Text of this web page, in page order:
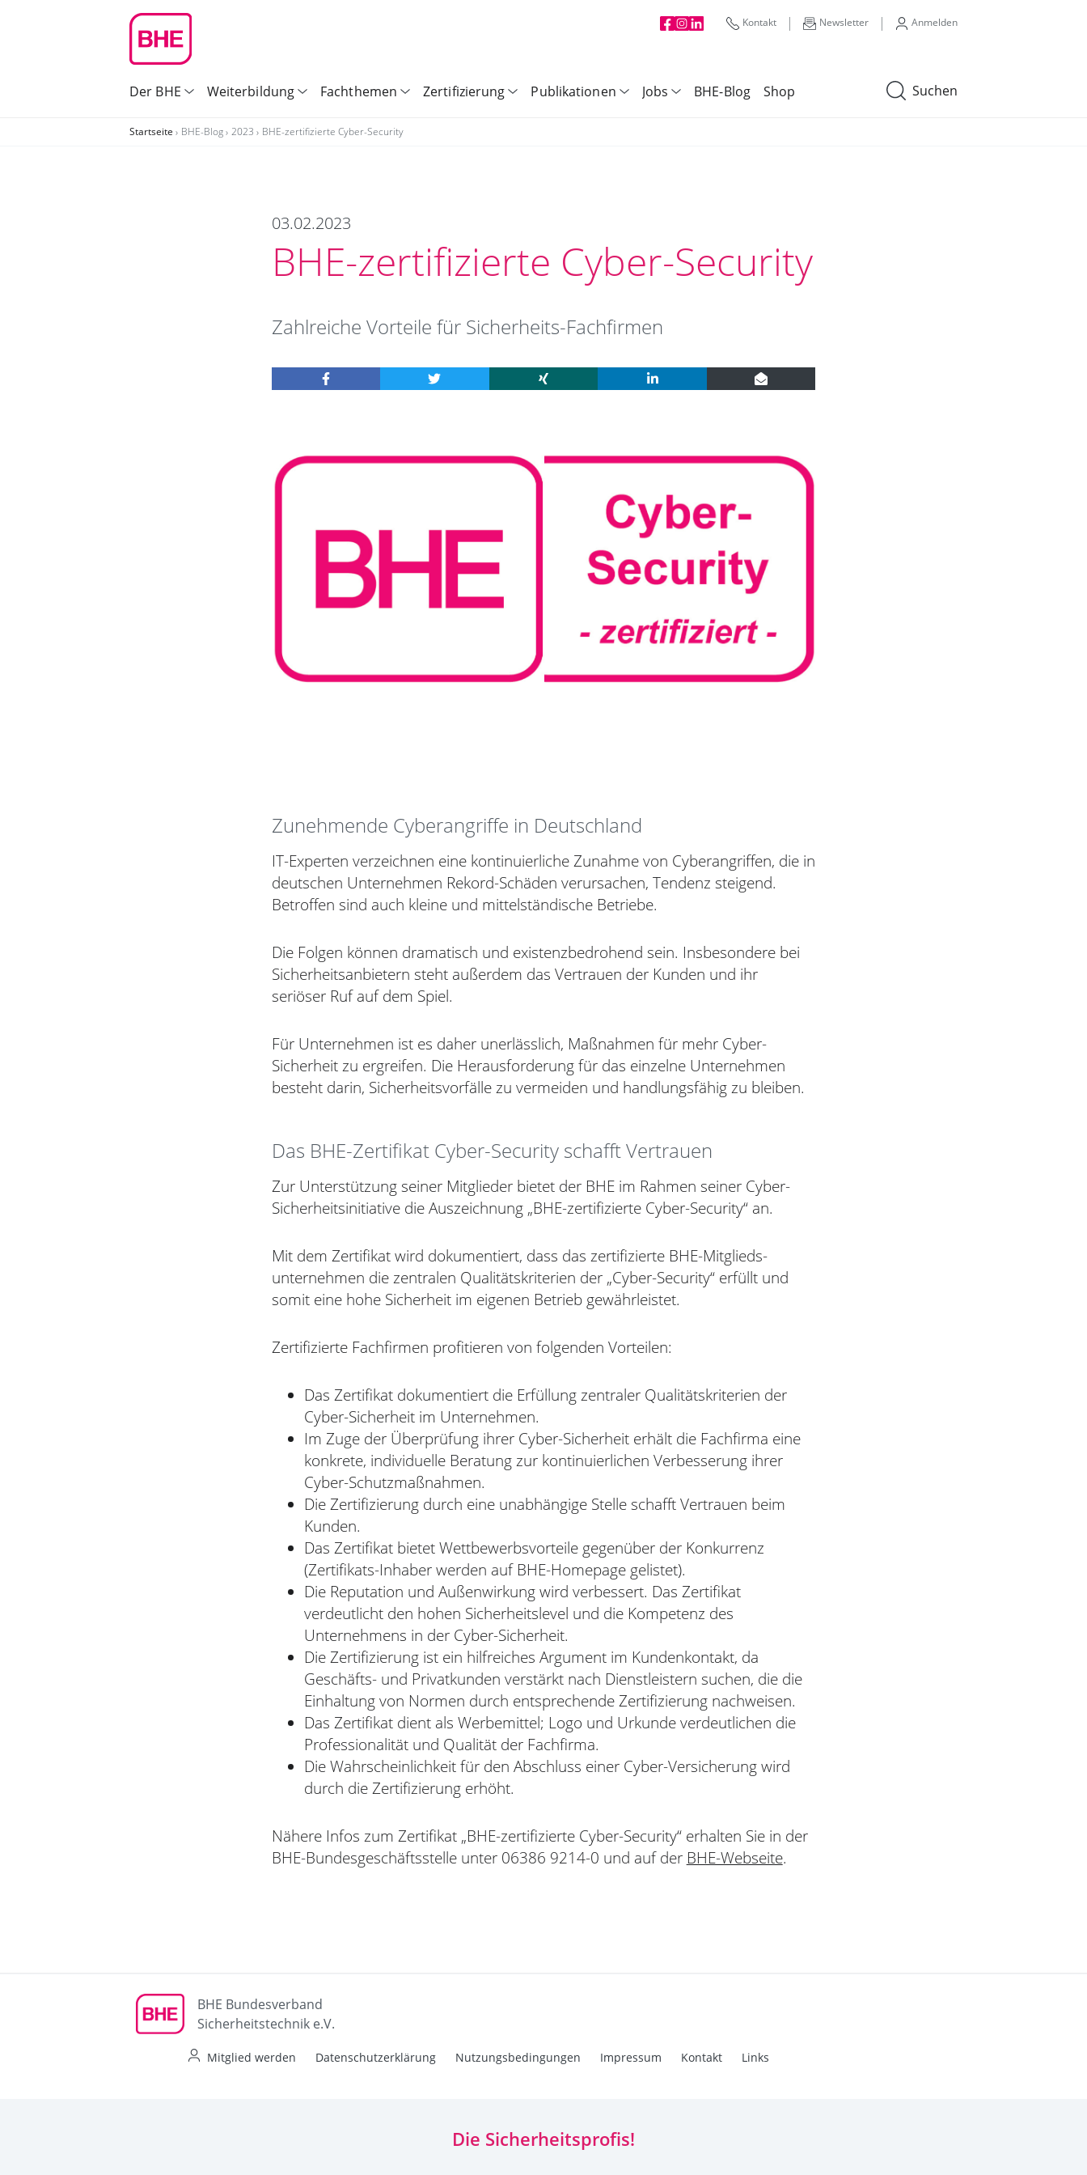
Suchen
Der BHE Weiterbildung Fachthemen Zertifizierung Publikationen Jobs BHE-Blog Shop
Kontakt | Newsletter | Anmelden
Startseite BHE-Blog 2023 BHE-zertifizierte Cyber-Security
03.02.2023
BHE-zertifizierte Cyber-Security
Zahlreiche Vorteile für Sicherheits-Fachfirmen
Zunehmende Cyberangriffe in Deutschland
IT-Experten verzeichnen eine kontinuierliche Zunahme von Cyberangriffen, die in
deutschen Unternehmen Rekord-Schäden verursachen, Tendenz steigend.
Betroffen sind auch kleine und mittelständische Betriebe.
Die Folgen können dramatisch und existenzbedrohend sein. Insbesondere bei
Sicherheitsanbietern steht außerdem das Vertrauen der Kunden und ihr
seriöser Ruf auf dem Spiel.
Für Unternehmen ist es daher unerlässlich, Maßnahmen für mehr Cyber-
Sicherheit zu ergreifen. Die Herausforderung für das einzelne Unternehmen
besteht darin, Sicherheitsvorfälle zu vermeiden und handlungsfähig zu bleiben.
Das BHE-Zertifikat Cyber-Security schafft Vertrauen
Zur Unterstützung seiner Mitglieder bietet der BHE im Rahmen seiner Cyber-
Sicherheitsinitiative die Auszeichnung „BHE-zertifizierte Cyber-Security“ an.
Mit dem Zertifikat wird dokumentiert, dass das zertifizierte BHE-Mitglieds-
unternehmen die zentralen Qualitätskriterien der „Cyber-Security“ erfüllt und
somit eine hohe Sicherheit im eigenen Betrieb gewährleistet.
Zertifizierte Fachfirmen profitieren von folgenden Vorteilen:
Das Zertifikat dokumentiert die Erfüllung zentraler Qualitätskriterien der
Cyber-Sicherheit im Unternehmen.
Im Zuge der Überprüfung ihrer Cyber-Sicherheit erhält die Fachfirma eine
konkrete, individuelle Beratung zur kontinuierlichen Verbesserung ihrer
Cyber-Schutzmaßnahmen.
Die Zertifizierung durch eine unabhängige Stelle schafft Vertrauen beim
Kunden.
Das Zertifikat bietet Wettbewerbsvorteile gegenüber der Konkurrenz
(Zertifikats-Inhaber werden auf BHE-Homepage gelistet).
Die Reputation und Außenwirkung wird verbessert. Das Zertifikat
verdeutlicht den hohen Sicherheitslevel und die Kompetenz des
Unternehmens in der Cyber-Sicherheit.
Die Zertifizierung ist ein hilfreiches Argument im Kundenkontakt, da
Geschäfts- und Privatkunden verstärkt nach Dienstleistern suchen, die die
Einhaltung von Normen durch entsprechende Zertifizierung nachweisen.
Das Zertifikat dient als Werbemittel; Logo und Urkunde verdeutlichen die
Professionalität und Qualität der Fachfirma.
Die Wahrscheinlichkeit für den Abschluss einer Cyber-Versicherung wird
durch die Zertifizierung erhöht.
Nähere Infos zum Zertifikat „BHE-zertifizierte Cyber-Security“ erhalten Sie in der
BHE-Bundesgeschäftsstelle unter 06386 9214-0 und auf der BHE-Webseite.
BHE Bundesverband
Sicherheitstechnik e.V.
Mitglied werden Datenschutzerklärung Nutzungsbedingungen Impressum Kontakt Links
Die Sicherheitsprofis!